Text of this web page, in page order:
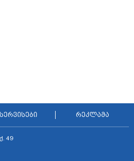
სერვისები რეკლამა
49